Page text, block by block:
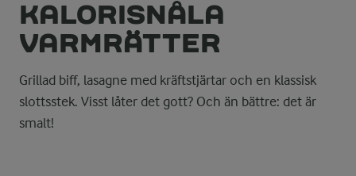
KALORISNÅLA
VARMRÄTTER
Grillad biff, lasagne med kräftstjärtar och en klassisk
slottsstek. Visst låter det gott? Och än bättre: det är
smalt!